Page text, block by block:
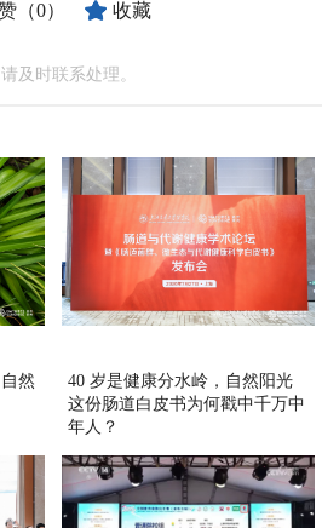
（0） 收藏
及时联系处理。
然
40 岁是健康分水岭，自然阳光
这份肠道白皮书为何戳中千万中
年人？